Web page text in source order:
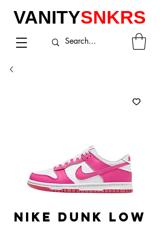
VANITYSNKRS
NIKE DUNK LOW